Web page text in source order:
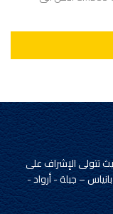
تتولى الإشراف على
– جبلة - أرواد -